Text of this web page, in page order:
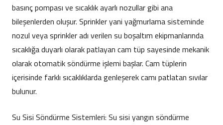
basınç pompası ve sıcaklık ayarlı nozullar gibi ana
bileşenlerden oluşur. Sprinkler yani yağmurlama sisteminde
nozul veya sprinkler adı verilen su boşaltım ekipmanlarında
sıcaklığa duyarlı olarak patlayan cam tüp sayesinde mekanik
olarak otomatik söndürme işlemi başlar. Cam tüplerin
içerisinde farklı sıcaklıklarda genleşerek camı patlatan sıvılar
bulunur.
Su Sisi Söndürme Sistemleri: Su sisi yangın söndürme